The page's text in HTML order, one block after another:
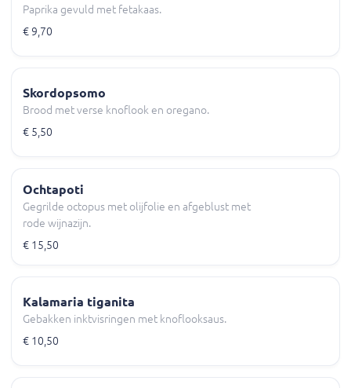
Paprika gevuld met fetakaas.
€ 9,70
Skordopsomo
Brood met verse knoflook en oregano.
€ 5,50
Ochtapoti
Gegrilde octopus met olijfolie en afgeblust met
rode wijnazijn.
€ 15,50
Kalamaria tiganita
Gebakken inktvisringen met knoflooksaus.
€ 10,50